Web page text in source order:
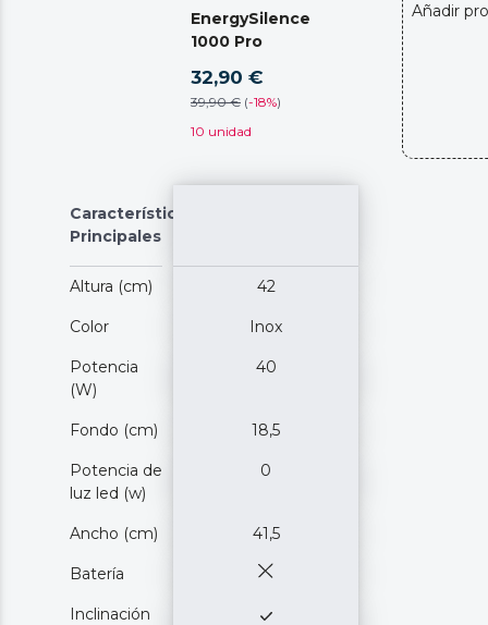
EnergySilence
1000 Pro
32,90 €
39,90 € (-18%)
10 unidad
Añadir
Características
Principales
Altura (cm) 42
Color Inox
Potencia
(W)
40
Fondo (cm) 18,5
Potencia de
luz led (w)
0
Ancho (cm) 41,5
Batería
Inclinación